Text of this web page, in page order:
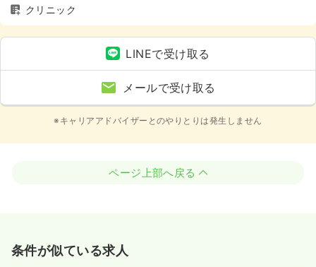
クリニック
LINEで受け取る
メールで受け取る
※キャリアアドバイザーとのやりとりは発生しません
ページ上部へ戻る
条件が似ている求人